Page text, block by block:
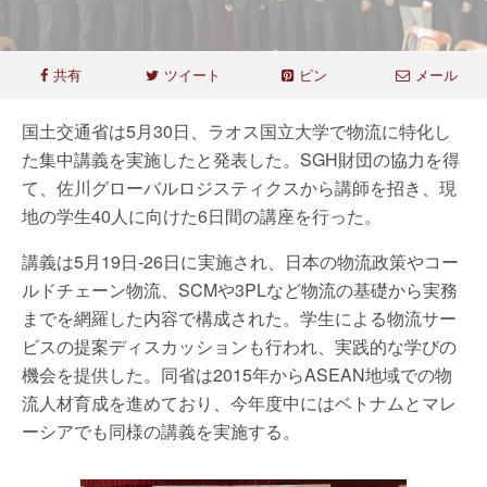
共有 ツイート ピン メール
国土交通省は5月30日、ラオス国立大学で物流に特化し
た集中講義を実施したと発表した。SGH財団の協力を得
て、佐川グローバルロジスティクスから講師を招き、現
地の学生40人に向けた6日間の講座を行った。
講義は5月19日-26日に実施され、日本の物流政策やコー
ルドチェーン物流、SCMや3PLなど物流の基礎から実務
までを網羅した内容で構成された。学生による物流サー
ビスの提案ディスカッションも行われ、実践的な学びの
機会を提供した。同省は2015年からASEAN地域での物
流人材育成を進めており、今年度中にはベトナムとマレ
ーシアでも同様の講義を実施する。